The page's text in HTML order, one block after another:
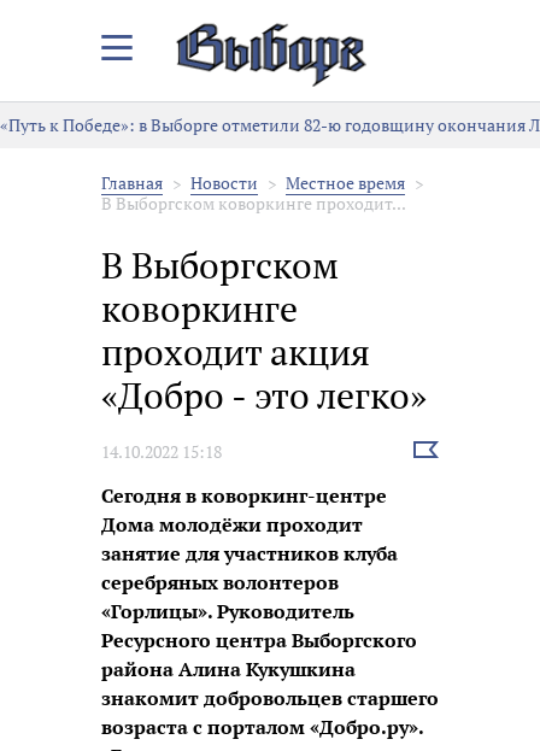
Закрыть/
меню
«Путь к Победе»: в Выборге отметили 82-ю годовщину окончания
Главная Новости
Местное время
В Выборгском коворкинге проходит...
В Выборгском
коворкинге
проходит акция
«Добро - это легко»
14.10.2022 15:18
Выбрать
Сегодня в коворкинг-центре
Дома молодёжи проходит
занятие для участников клуба
серебряных волонтеров
«Горлицы». Руководитель
Ресурсного центра Выборгского
района Алина Кукушкина
знакомит добровольцев старшего
возраста с порталом «Добро.ру».